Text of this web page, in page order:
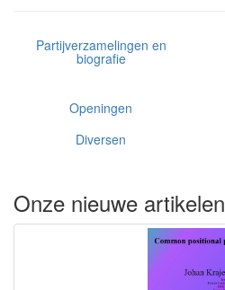
Partijverzamelingen en
biografie
Openingen
Diversen
Onze nieuwe artikelen